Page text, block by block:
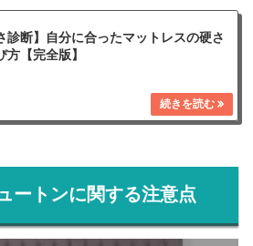
診断】自分に合ったマットレスの硬さ
方【完全版】
ートンに関する注意点